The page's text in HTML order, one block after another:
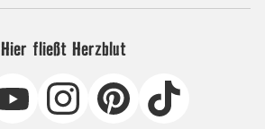
Hier fließt Herzblut